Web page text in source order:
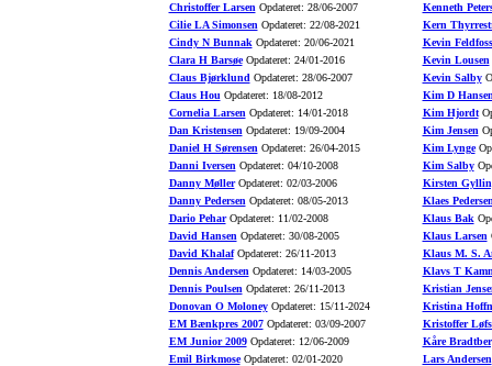
Christoffer Larsen Opdateret: 28/06-2007
Cilie LA Simonsen Opdateret: 22/08-2021
Cindy N Bunnak Opdateret: 20/06-2021
Clara H BarsøeOpdateret: 24/01-2016
Claus Bjørklund Opdateret: 28/06-2007
Claus Hou Opdateret: 18/08-2012
Cornelia Larsen Opdateret: 14/01-2018
Dan Kristensen Opdateret: 19/09-2004
Daniel H Sørensen Opdateret: 26/04-2015
Danni Iversen Opdateret: 04/10-2008
Danny MøllerOpdateret: 02/03-2006
Danny Pedersen Opdateret: 08/05-2013
Dario PeharOpdateret: 11/02-2008
David Hansen Opdateret: 30/08-2005
David KhalafOpdateret: 26/11-2013
Dennis Andersen Opdateret: 14/03-2005
Dennis Poulsen Opdateret: 26/11-2013
Donovan O MoloneyOpdateret: 15/11-2024
EM Bænkpres 2007Opdateret: 03/09-2007
EM Junior 2009Opdateret: 12/06-2009
Emil BirkmoseOpdateret: 02/01-2020
Kenneth
Kern
Kevin Feldfoss
Kevin Lousen
Kevin Salby
Kim D
Kim Hjordt
Kim Jensen
Kim Lynge
Kim Salby
Kirsten
Klaes
Klaus Bak
Klaus Larsen
Klaus M. S.
Klavs T
Kristian
Kristina
Kristoffer
Kåre
Lars Andersen